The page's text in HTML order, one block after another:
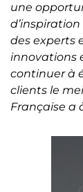
une
des experts
innovations
continuer à
clients le
Française a